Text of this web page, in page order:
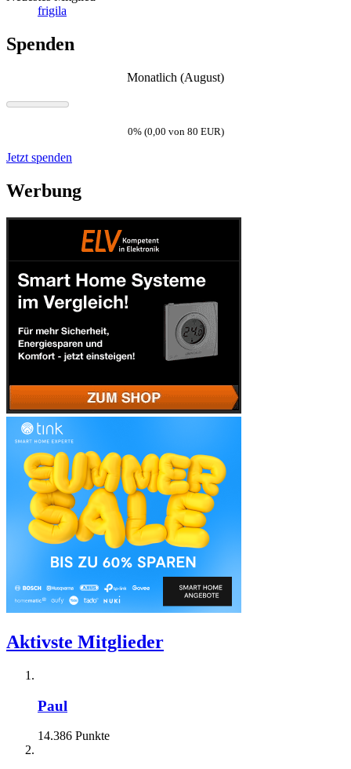
frigila
Spenden
Monatlich (August)
0% (0,00 von 80 EUR)
Jetzt spenden
Werbung
Aktivste Mitglieder
Paul
14.386 Punkte